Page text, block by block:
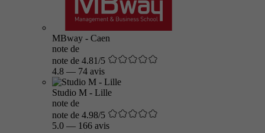
MBway - Caen
note de
note de 4.81/5
4.8 — 74 avis
Studio M - Lille
note de
note de 4.98/5
5.0 — 166 avis